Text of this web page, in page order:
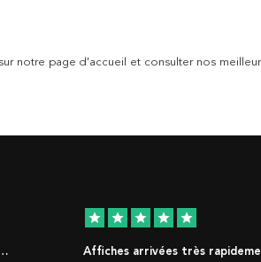
notre page d'accueil et consulter nos
star star star star star
Affiches arrivées très